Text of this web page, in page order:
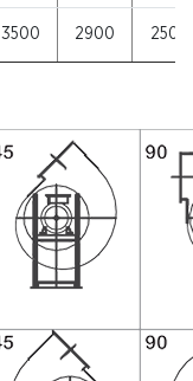
3500 2900 2500